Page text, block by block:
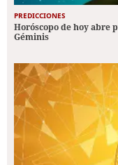
PREDICCIONES
Horóscopo de hoy abre
Géminis